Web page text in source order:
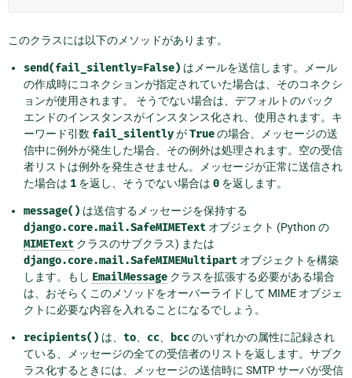
このクラスには以下のメソッドがあります。
send(fail_silently=False) はメールを送信します。メール
の作成時にコネクションが指定されていた場合は、そのコネクシ
ョンが使用されます。 そうでない場合は、デフォルトのバック
エンドのインスタンスがインスタンス化され、使用されます。キ
ーワード引数 fail_silentlyがTrueの場合、メッセージの送
信中に例外が発生した場合、その例外は処理されます。空の受信
者リストは例外を発生させません。メッセージが正常に送信され
た場合は 1 を返し、そうでない場合は 0 を返します。
message() は送信するメッセージを保持する
django.core.mail.SafeMIMEText オブジェクト (Python の
MIMEText クラスのサブクラス) または
django.core.mail.SafeMIMEMultipart オブジェクトを構築
します。もし EmailMessage クラスを拡張する必要がある場合
は、おそらくこのメソッドをオーバーライドして MIME オブジェ
クトに必要な内容を入れることになるでしょう。
recipients() は、 to、 cc、 bccのいずれかの属性に記録され
ている、メッセージの全ての受信者のリストを返します。サブク
ラス化するときには、メッセージの送信時に SMTP サーバが受信